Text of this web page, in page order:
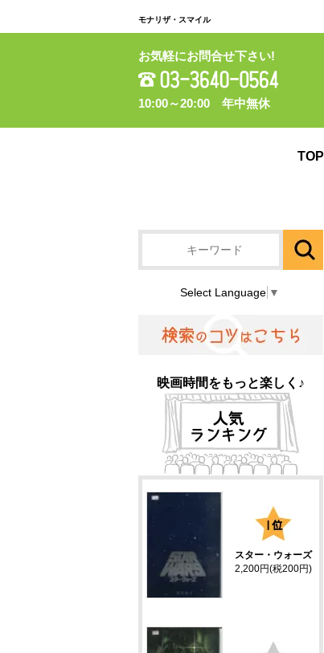
モナリザ・スマイル
お気軽にお問合せ下さい!
10:00～20:00 年中無休
TOP
Select Language ▼
映画時間をもっと楽しく♪
スター・ウォーズ
2,200円(税200円)